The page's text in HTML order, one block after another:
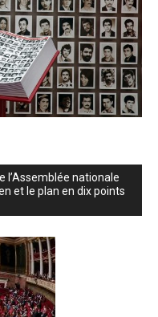
l’Assemblée nationale
et le plan en dix points